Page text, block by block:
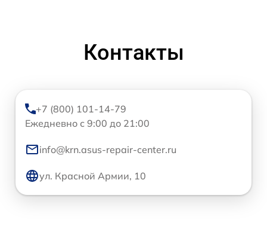
Контакты
+7 (800) 101-14-79
Ежедневно с 9:00 до 21:00
info@krn.asus-repair-center.ru
ул. Красной Армии, 10